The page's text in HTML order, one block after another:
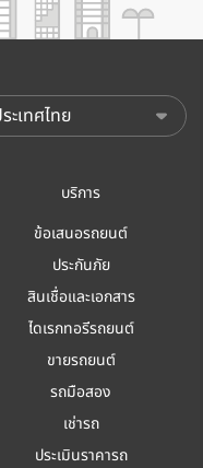
บริการ
ข้อเสนอรถยนต์
ประกันภัย
สินเชื่อและเอกสาร
ไดเรกทอรีรถยนต์
ขายรถยนต์
รถมือสอง
เช่ารถ
ประเมินราคารถ